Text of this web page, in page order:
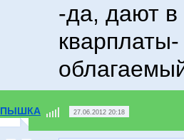
-да, дают
ПЫШКА 27.06.2012 20:18